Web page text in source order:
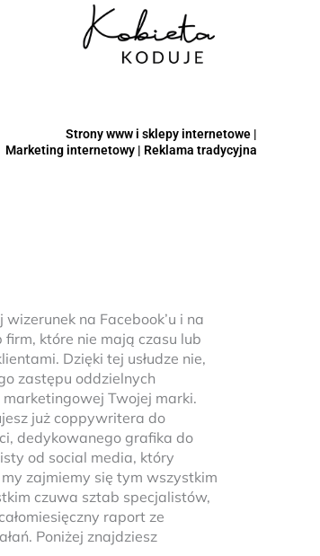
Strony www i sklepy internetowe |
Marketing internetowy | Reklama tradycyjna
na Facebook’u i na
które nie mają czasu lub
Dzięki tej usłudze nie,
zastępu oddzielnych
Twojej marki.
już coppywritera do
dedykowanego grafika do
od social media, który
zajmiemy się tym wszystkim
czuwa sztab specjalistów,
raport ze
Poniżej znajdziesz